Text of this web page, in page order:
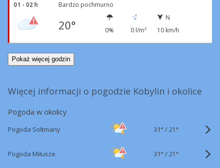
01 - 02 h Bardzo pochmurno
20° 0% 0 l/m²
N
10 km/h
Pokaż więcej godzin
Więcej informacji o pogodzie Kobylin i okolice
Pogoda w okolicy
Pogoda Sołtmany 31° /21°
Pogoda Miłusze 31° /21°